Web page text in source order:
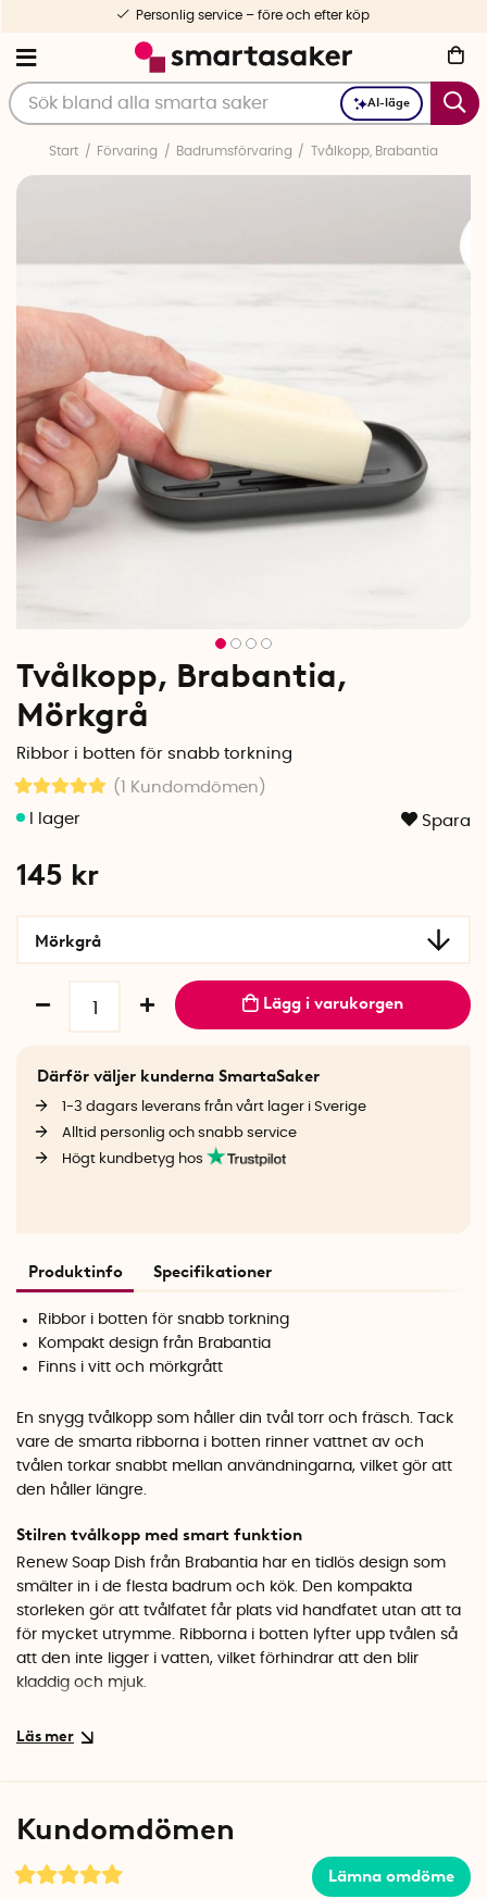
AI-läge
Personlig service – före och efter köp
Start Förvaring Badrumsförvaring Tvålkopp, Brabantia
Tvålkopp, Brabantia,
Mörkgrå
Ribbor i botten för snabb torkning
(1 Kundomdömen )
Spara
145 kr
Mörkgrå
Lägg i varukorgen
Därför väljer kunderna SmartaSaker
1-3 dagars leverans från vårt lager i Sverige
Alltid personlig och snabb service
Högt kundbetyg hos
Produktinfo Specifikationer
Ribbor i botten för snabb torkning
Kompakt design från Brabantia
Finns i vitt och mörkgrått
En snygg tvålkopp som håller din tvål torr och fräsch. Tack
vare de smarta ribborna i botten rinner vattnet av och
tvålen torkar snabbt mellan användningarna, vilket gör att
den håller längre.
Stilren tvålkopp med smart funktion
Renew Soap Dish från Brabantia har en tidlös design som
smälter in i de flesta badrum och kök. Den kompakta
storleken gör att tvålfatet får plats vid handfatet utan att ta
för mycket utrymme. Ribborna i botten lyfter upp tvålen så
att den inte ligger i vatten, vilket förhindrar att den blir
kladdig och mjuk.
Lätt att hålla ren
Specifikationer
Material: Plast
Kundomdömen
Lämna omdöme